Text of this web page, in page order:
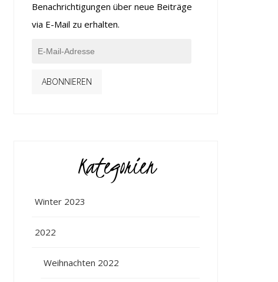
Benachrichtigungen über neue Beiträge
via E-Mail zu erhalten.
ABONNIEREN
Kategorien
Winter 2023
2022
Weihnachten 2022